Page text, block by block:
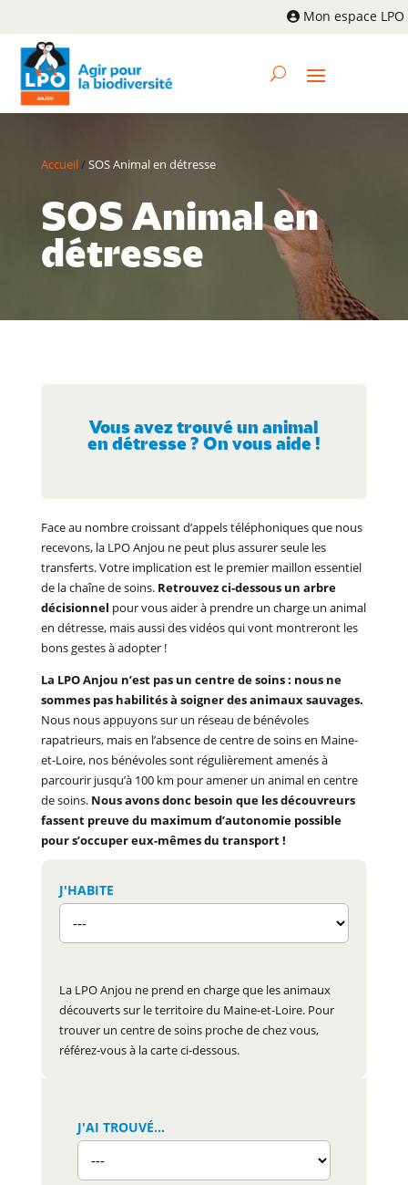
Mon espace LPO
Accueil/SOS Animal en détresse
SOS Animal en
détresse
Vous avez trouvé un animal
en détresse ? On vous aide !
Face au nombre croissant d’appels téléphoniques que nous
recevons, la LPO Anjou ne peut plus assurer seule les
transferts. Votre implication est le premier maillon essentiel
de la chaîne de soins. Retrouvez ci-dessous un arbre
décisionnel pour vous aider à prendre un charge un animal
en détresse, mais aussi des vidéos qui vont montreront les
bons gestes à adopter !
La LPO Anjou n’est pas un centre de soins : nous ne
sommes pas habilités à soigner des animaux sauvages.
Nous nous appuyons sur un réseau de bénévoles
rapatrieurs, mais en l’absence de centre de soins en Maine-
et-Loire, nos bénévoles sont régulièrement amenés à
parcourir jusqu’à 100 km pour amener un animal en centre
de soins. Nous avons donc besoin que les découvreurs
fassent preuve du maximum d’autonomie possible
pour s’occuper eux-mêmes du transport !
J'HABITE
La LPO Anjou ne prend en charge que les animaux
découverts sur le territoire du Maine-et-Loire. Pour
trouver un centre de soins proche de chez vous,
référez-vous à la carte ci-dessous.
J'AI TROUVÉ...